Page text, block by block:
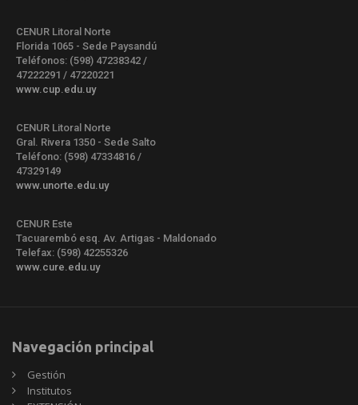
CENUR Litoral Norte
Florida 1065 - Sede Paysandú
Teléfonos: (598) 47238342 /
47222291 / 47220221
www.cup.edu.uy
CENUR Litoral Norte
Gral. Rivera 1350 - Sede Salto
Teléfono: (598) 47334816 /
47329149
www.unorte.edu.uy
CENUR Este
Tacuarembó esq. Av. Artigas - Maldonado
Telefax: (598) 42255326
www.cure.edu.uy
Navegación principal
Gestión
Institutos